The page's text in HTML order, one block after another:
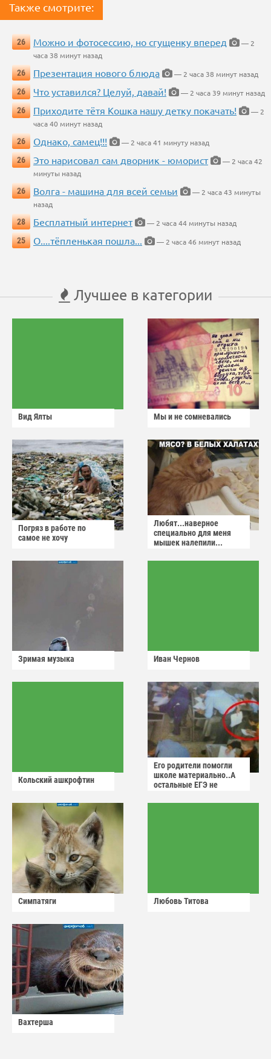
Также смотрите:
26 Можно и фотосессию, но сгущенку вперед
— 2
часа 38 минут назад
26
Презентация нового блюда
— 2 часа 38 минут назад
26
Что уставился? Целуй, давай!
— 2 часа 39 минут назад
26
Приходите тётя Кошка нашу детку покачать!
— 2
часа 40 минут назад
26
Однако, самец!!!
— 2 часа 41 минуту назад
26
Это нарисовал сам дворник - юморист
— 2 часа 42
минуты назад
26
Волга - машина для всей семьи
— 2 часа 43 минуты
назад
28
Бесплатный интернет
— 2 часа 44 минуты назад
25
О....тёпленькая пошла... — 2 часа 46 минут назад
Лучшее в категории
Вид Ялты Мы и не сомневались
Погряз в работе по
самое не хочу
Любят...наверное
специально для меня
мышек налепили...
Зримая музыка Иван Чернов
Кольский ашкрофтин
Его родители помогли
школе материально..А
остальные ЕГЭ не
Симпатяги Любовь Титова
Вахтерша